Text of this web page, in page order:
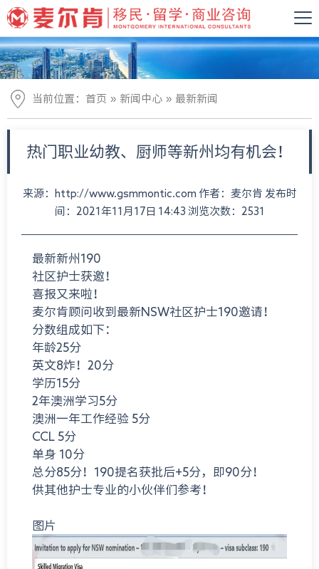
当前位置： 首页 » 新闻中心 » 最新新闻
热门职业幼教、厨师等新州均有机会！
来源：http://www.gsmmontic.com 作者：麦尔肯 发布时
间：2021年11月17日 14:43 浏览次数：2531
最新新州190
社区护士获邀！
喜报又来啦！
麦尔肯顾问收到最新NSW社区护士190邀请！
分数组成如下：
年龄25分
英文8炸！20分
学历15分
2年澳洲学习5分
澳洲一年工作经验 5分
CCL 5分
单身 10分
总分85分！190提名获批后+5分，即90分！
供其他护士专业的小伙伴们参考！
图片